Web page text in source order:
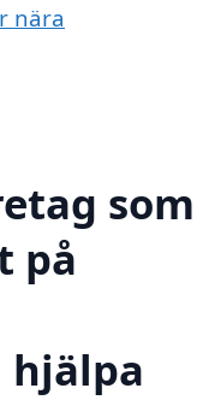
nära
som
på
hjälpa